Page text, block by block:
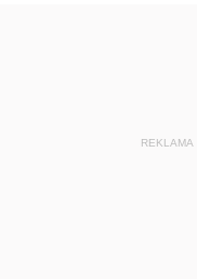
REKLAMA